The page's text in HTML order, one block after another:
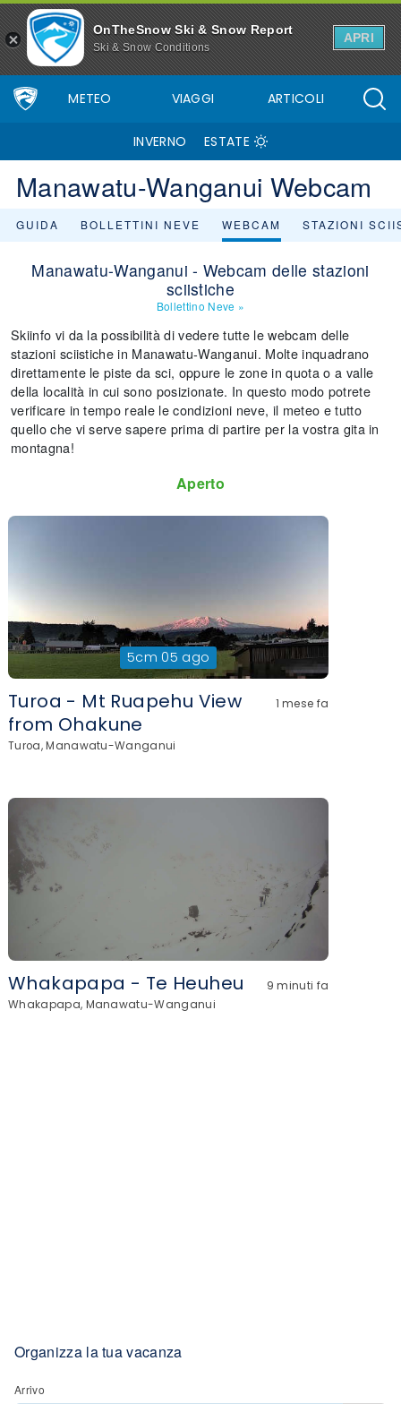
OnTheSnow Ski & Snow Report
Ski & Snow Conditions
APRI
METEO VIAGGI ARTICOLI
INVERNO ESTATE
Manawatu-Wanganui Webcam
GUIDA BOLLETTINI NEVE WEBCAM STAZIONI
Manawatu-Wanganui - Webcam delle stazioni
sciistiche
Bollettino Neve »
Skiinfo vi da la possibilità di vedere tutte le webcam delle
stazioni sciistiche in Manawatu-Wanganui. Molte inquadrano
direttamente le piste da sci, oppure le zone in quota o a valle
della località in cui sono posizionate. In questo modo potrete
verificare in tempo reale le condizioni neve, il meteo e tutto
quello che vi serve sapere prima di partire per la vostra gita in
montagna!
Aperto
5cm 05 ago
Turoa - Mt Ruapehu View
from Ohakune
1 mese fa
Turoa, Manawatu-Wanganui
Whakapapa - Te Heuheu
9 minuti fa
Whakapapa, Manawatu-Wanganui
Organizza la tua vacanza
Arrivo